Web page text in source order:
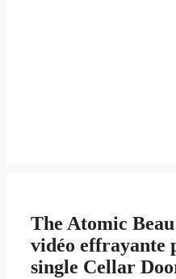
The Atomic
vidéo effrayante
single Cellar